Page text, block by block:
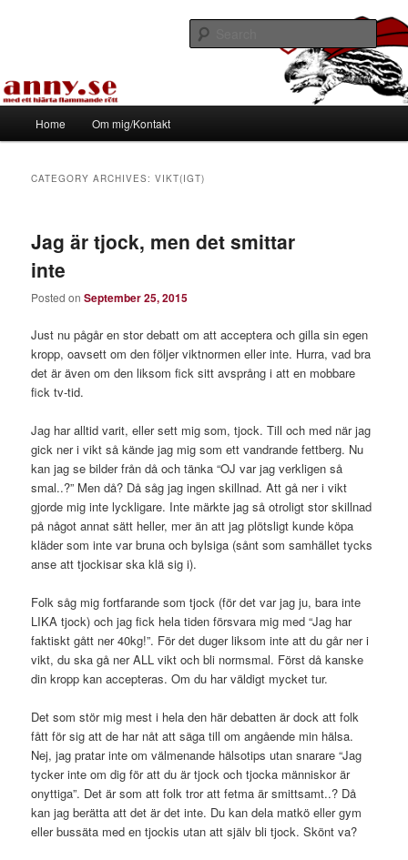
Tapirhen
Home Om mig/Kontakt
CATEGORY ARCHIVES:VIKT(IGT)
Jag är tjock, men det smittar
inte
Posted onSeptember 25, 2015
Just nu pågår en stor debatt om att acceptera och gilla sin egen
kropp, oavsett om den följer viktnormen eller inte. Hurra, vad bra
det är även om den liksom fick sitt avsprång i att en mobbare
fick tv-tid.
Jag har alltid varit, eller sett mig som, tjock. Till och med när jag
gick ner i vikt så kände jag mig som ett vandrande fettberg. Nu
kan jag se bilder från då och tänka “OJ var jag verkligen så
smal..?” Men då? Då såg jag ingen skillnad. Att gå ner i vikt
gjorde mig inte lyckligare. Inte märkte jag så otroligt stor skillnad
på något annat sätt heller, mer än att jag plötsligt kunde köpa
kläder som inte var bruna och bylsiga (sånt som samhället tycks
anse att tjockisar ska klä sig i).
Folk såg mig fortfarande som tjock (för det var jag ju, bara inte
LIKA tjock) och jag fick hela tiden försvara mig med “Jag har
faktiskt gått ner 40kg!”. För det duger liksom inte att du går ner i
vikt, du ska gå ner ALL vikt och bli normsmal. Först då kanske
din kropp kan accepteras. Om du har väldigt mycket tur.
Det som stör mig mest i hela den här debatten är dock att folk
fått för sig att de har nåt att säga till om angående min hälsa.
Nej, jag pratar inte om välmenande hälsotips utan snarare “Jag
tycker inte om dig för att du är tjock och tjocka människor är
onyttiga”. Det är som att folk tror att fetma är smittsamt..? Då
kan jag berätta att det är det inte. Du kan dela matkö eller gym
eller bussäta med en tjockis utan att själv bli tjock. Skönt va?